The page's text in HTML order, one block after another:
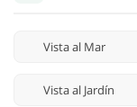
Vista al Mar
Vista al Jardín